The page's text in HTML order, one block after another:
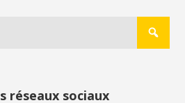
réseaux sociaux